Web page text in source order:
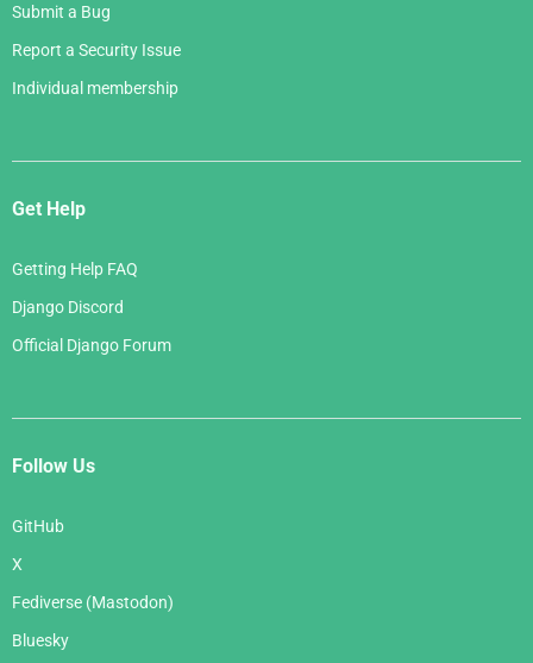
Submit a Bug
Report a Security Issue
Individual membership
Get Help
Getting Help FAQ
Django Discord
Official Django Forum
Follow Us
GitHub
X
Fediverse (Mastodon)
Bluesky